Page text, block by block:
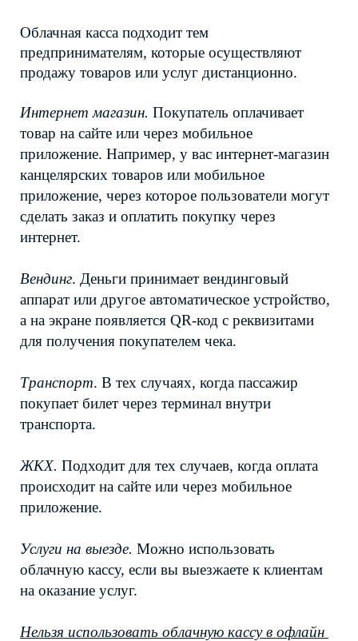
Облачная касса подходит тем
предпринимателям, которые осуществляют
продажу товаров или услуг дистанционно.
Интернет магазин. Покупатель оплачивает
товар на сайте или через мобильное
приложение. Например, у вас интернет-магазин
канцелярских товаров или мобильное
приложение, через которое пользователи могут
сделать заказ и оплатить покупку через
интернет.
Вендинг. Деньги принимает вендинговый
аппарат или другое автоматическое устройство,
а на экране появляется QR-код с реквизитами
для получения покупателем чека.
Транспорт. В тех случаях, когда пассажир
покупает билет через терминал внутри
транспорта.
ЖКХ. Подходит для тех случаев, когда оплата
происходит на сайте или через мобильное
приложение.
Услуги на выезде. Можно использовать
облачную кассу, если вы выезжаете к клиентам
на оказание услуг.
Нельзя использовать облачную кассу в офлайн